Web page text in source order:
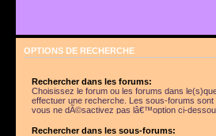
OPTIONS DE RECHERCHE
Rechercher dans les forums:
Choisissez le forum ou les forums dans
effectuer une recherche. Les sous-forums sont
vous ne dÃ©sactivez pas lâ€™option ci-
Rechercher dans les sous-forums: